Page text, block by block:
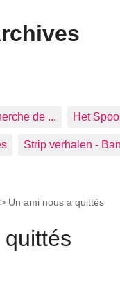
de ... Het
Strip verhalen -
> Un ami nous a quittés